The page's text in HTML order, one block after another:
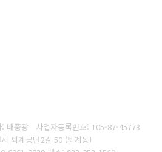
: 배중광 사업자등록번호: 105-87-45773
퇴계공단2길 50 (퇴계동)